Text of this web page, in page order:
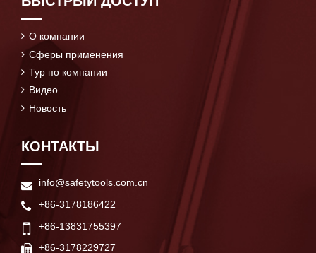
О компании
Сферы применения
Тур по компании
Видео
Новость
КОНТАКТЫ
info@safetytools.com.cn
+86-3178186422
+86-13831755397
+86-3178229727